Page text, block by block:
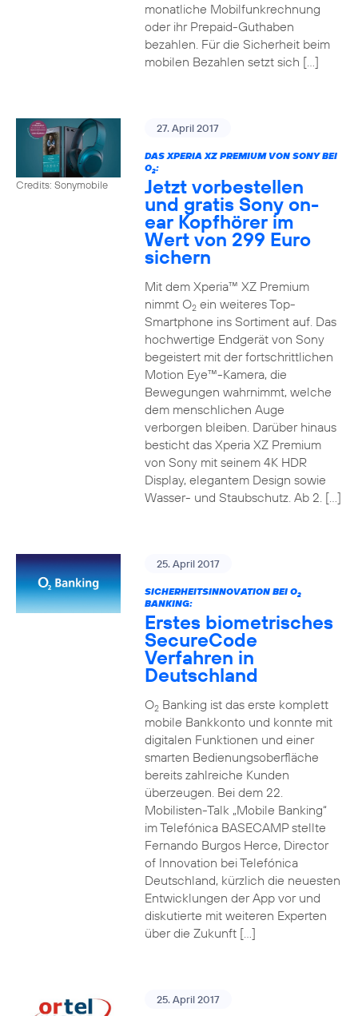
monatliche Mobilfunkrechnung
oder ihr Prepaid-Guthaben
bezahlen. Für die Sicherheit beim
mobilen Bezahlen setzt sich […]
Credits: Sonymobile
27. April 2017
DAS XPERIA XZ PREMIUM VON SONY BEI
O2:
Jetzt vorbestellen
und gratis Sony on-
ear Kopfhörer im
Wert von 299 Euro
sichern
Mit dem Xperia™ XZ Premium
nimmt O2ein weiteres Top-
Smartphone ins Sortiment auf. Das
hochwertige Endgerät von Sony
begeistert mit der fortschrittlichen
Motion Eye™-Kamera, die
Bewegungen wahrnimmt, welche
dem menschlichen Auge
verborgen bleiben. Darüber hinaus
besticht das Xperia XZ Premium
von Sony mit seinem 4K HDR
Display, elegantem Design sowie
Wasser- und Staubschutz. Ab 2. […]
25. April 2017
SICHERHEITSINNOVATION BEI O2
BANKING:
Erstes biometrisches
SecureCode
Verfahren in
Deutschland
O2Banking ist das erste komplett
mobile Bankkonto und konnte mit
digitalen Funktionen und einer
smarten Bedienungsoberfläche
bereits zahlreiche Kunden
überzeugen. Bei dem 22.
Mobilisten-Talk „Mobile Banking“
im Telefónica BASECAMP stellte
Fernando Burgos Herce, Director
of Innovation bei Telefónica
Deutschland, kürzlich die neuesten
Entwicklungen der App vor und
diskutierte mit weiteren Experten
über die Zukunft […]
25. April 2017